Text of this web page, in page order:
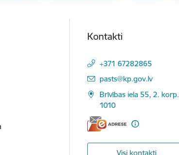
Kontakti
+371 67282865
E-pasts:
pasts@kp.gov.lv
Brīvības iela 55, 2.
1010
Visi kontakti